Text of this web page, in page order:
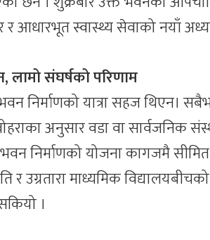
र आधारभूत स्वास्थ्य सेवाको नयाँ
लामो संघर्षको परिणाम
निर्माणको यात्रा सहज थिएन।
अनुसार वडा वा सार्वजनिक
निर्माणको योजना कागजमै
र उग्रतारा माध्यमिक
।